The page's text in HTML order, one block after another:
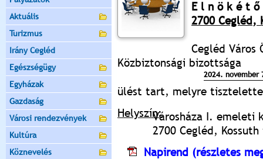
Aktuális
Turizmus
Irány Cegléd
Egészségügy
Egyházak
Gazdaság
Városi rendezvények
Kultúra
Köznevelés
E l n ö k é t ő
2700 Cegléd,
Cegléd Város
Közbiztonsági bizottsága
2024.
ülést tart, melyre
Helyszín:Városháza I. emeleti
2700 Cegléd,
Napirend (részletes